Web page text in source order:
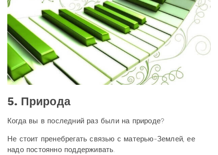
5. Природа
Когда вы в последний раз были на природе?
Не стоит пренебрегать связью с матерью-Землей, ее
надо постоянно поддерживать.